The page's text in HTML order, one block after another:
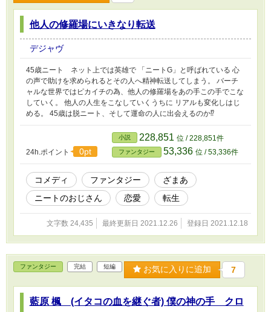
他人の修羅場にいきなり転送
デジャヴ
45歳ニート ネット上では英雄で 「ニートG」と呼ばれている 心
の声で助けを求められるとその人へ精神転送してしまう。 バーチ
ャルな世界ではピカイチの為、他人の修羅場をあの手この手でこな
していく。 他人の人生をこなしていくうちに リアルも変化しはじ
める。 45歳は脱ニート、そして運命の人に出会えるのか⁉️
24h.ポイント 0pt
小説 228,851 位 / 228,851件
ファンタジー 53,336 位 / 53,336件
コメディ ファンタジー
ざまあ
ニートのおじさん
恋愛 転生
文字数 24,435 最終更新日 2021.12.26 登録日 2021.12.18
ファンタジー 完結 短編 お気に入りに追加 7
藍原 楓 (イタコの血を継ぐ者) 僕の神の手 クロ